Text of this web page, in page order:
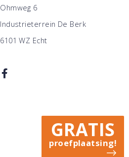
GRATIS
proefplaatsing!
Ohmweg 6
Industrieterrein De Berk
6101 WZ Echt